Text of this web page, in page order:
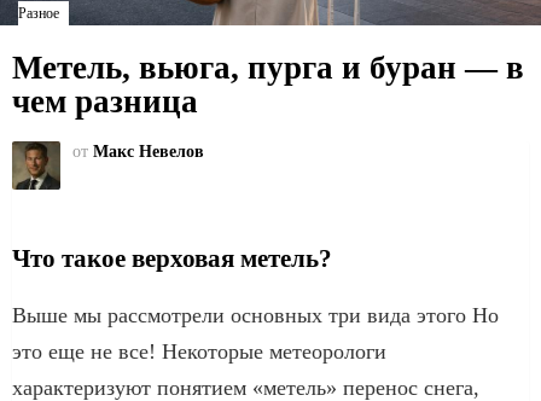
Разное
Метель, вьюга, пурга и буран — в
чем разница
от Макс Невелов
Что такое верховая метель?
Выше мы рассмотрели основных три вида этого Но
это еще не все! Некоторые метеорологи
характеризуют понятием «метель» перенос снега,